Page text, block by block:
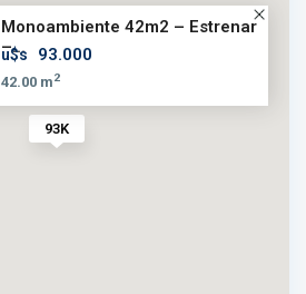
93K
Monoambiente 42m2 – Estrenar
–...
u$s 93.000
42.00 m2